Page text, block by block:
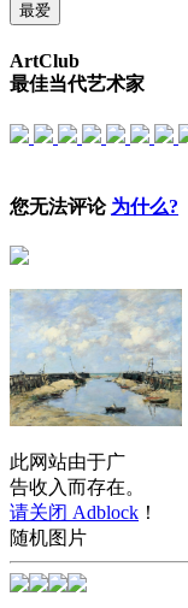
最爱
ArtClub
最佳当代艺术家
您无法评论 为什么?
此网站由于广
告收入而存在。
请关闭 Adblock ！
随机图片